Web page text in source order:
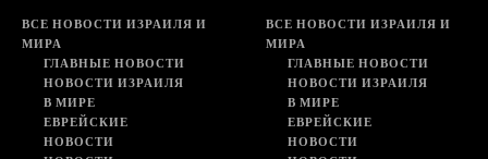
ВСЕ НОВОСТИ ИЗРАИЛЯ И
МИРА
ГЛАВНЫЕ НОВОСТИ
НОВОСТИ ИЗРАИЛЯ
В МИРЕ
ЕВРЕЙСКИЕ
НОВОСТИ
ВСЕ НОВОСТИ ИЗРАИЛЯ И
МИРА
ГЛАВНЫЕ НОВОСТИ
НОВОСТИ ИЗРАИЛЯ
В МИРЕ
ЕВРЕЙСКИЕ
НОВОСТИ